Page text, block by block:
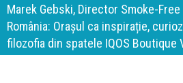
important „test al timpului” este
cu aceeași responsabilitate față de
calitate